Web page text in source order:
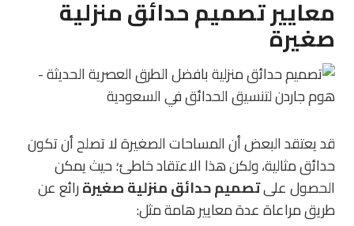
معايير تصميم حدائق منزلية
صغيرة
قد يعتقد البعض أن المساحات الصغيرة لا تصلح أن تكون
حدائق مثالية، ولكن هذا الاعتقاد خاطئ؛ حيث يمكن
الحصول علىتصميم حدائق منزلية صغيرةرائع عن
طريق مراعاة عدة معايير هامة مثل: